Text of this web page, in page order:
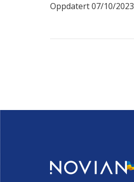
Oppdatert 07/10/2023